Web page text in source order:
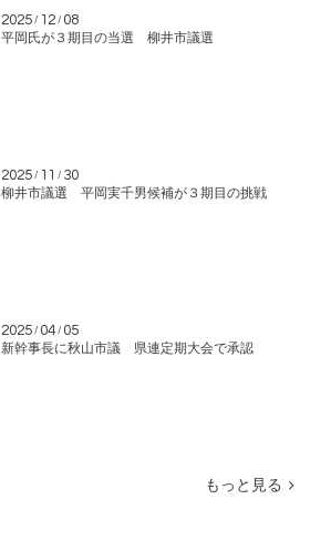
2025 / 12 / 08
平岡氏が３期目の当選 柳井市議選
2025 / 11 / 30
柳井市議選 平岡実千男候補が３期目の挑戦
2025 / 04 / 05
新幹事長に秋山市議 県連定期大会で承認
もっと見る